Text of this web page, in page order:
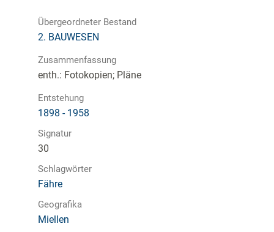
Übergeordneter Bestand
2. BAUWESEN
Zusammenfassung
enth.: Fotokopien; Pläne
Entstehung
1898 - 1958
Signatur
30
Schlagwörter
Fähre
Geografika
Miellen